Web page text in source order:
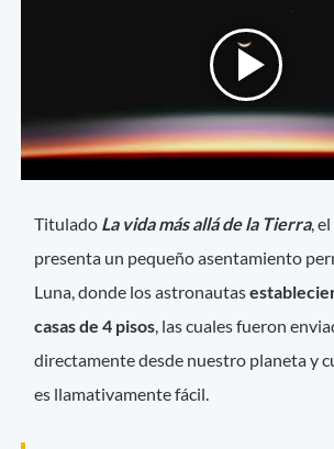
Titulado La vida más allá de la Tierra,
presenta un pequeño asentamiento
Luna, donde los astronautas
casas de 4 pisos, las cuales fueron
directamente desde nuestro planeta y
es llamativamente fácil.